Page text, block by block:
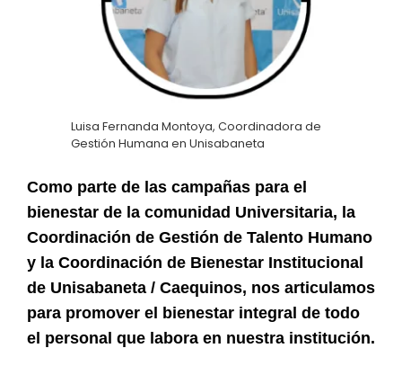
Luisa Fernanda Montoya, Coordinadora de
Gestión Humana en Unisabaneta
Como parte de las campañas para el
bienestar de la comunidad Universitaria, la
Coordinación de Gestión de Talento Humano
y la Coordinación de Bienestar Institucional
de Unisabaneta / Caequinos, nos articulamos
para promover el bienestar integral de todo
el personal que labora en nuestra institución.